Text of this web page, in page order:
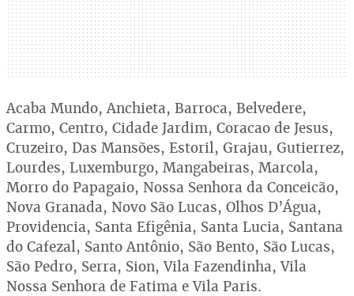
Acaba Mundo, Anchieta, Barroca, Belvedere,
Carmo, Centro, Cidade Jardim, Coracao de Jesus,
Cruzeiro, Das Mansões, Estoril, Grajau, Gutierrez,
Lourdes, Luxemburgo, Mangabeiras, Marcola,
Morro do Papagaio, Nossa Senhora da Conceicão,
Nova Granada, Novo São Lucas, Olhos D’Água,
Providencia, Santa Efigênia, Santa Lucia, Santana
do Cafezal, Santo Antônio, São Bento, São Lucas,
São Pedro, Serra, Sion, Vila Fazendinha, Vila
Nossa Senhora de Fatima e Vila Paris.